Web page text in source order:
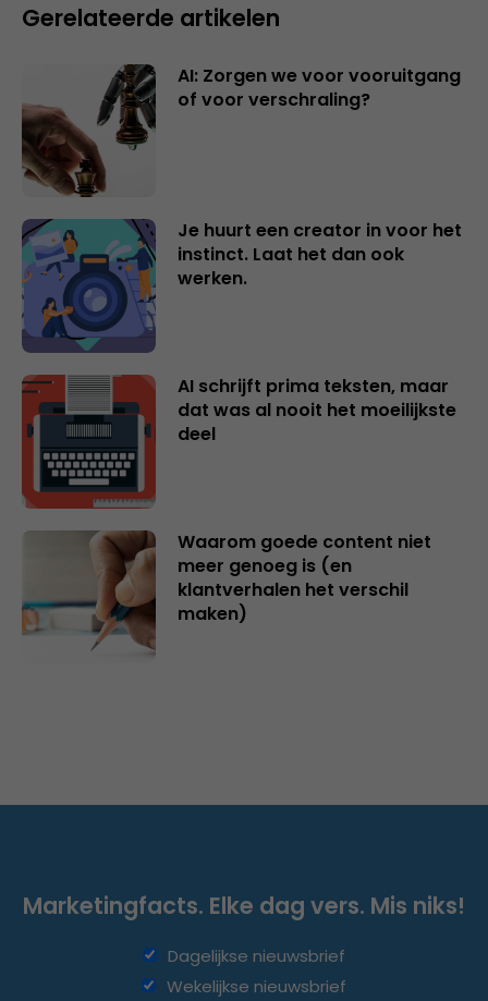
Gerelateerde artikelen
AI: Zorgen we voor vooruitgang
of voor verschraling?
Je huurt een creator in voor het
instinct. Laat het dan ook
werken.
AI schrijft prima teksten, maar
dat was al nooit het moeilijkste
deel
Waarom goede content niet
meer genoeg is (en
klantverhalen het verschil
maken)
Marketingfacts. Elke dag vers. Mis niks!
Dagelijkse nieuwsbrief
Wekelijkse nieuwsbrief